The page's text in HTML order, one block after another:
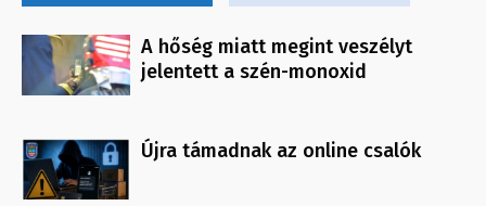
A hőség miatt megint veszélyt
jelentett a szén-monoxid
Újra támadnak az online csalók